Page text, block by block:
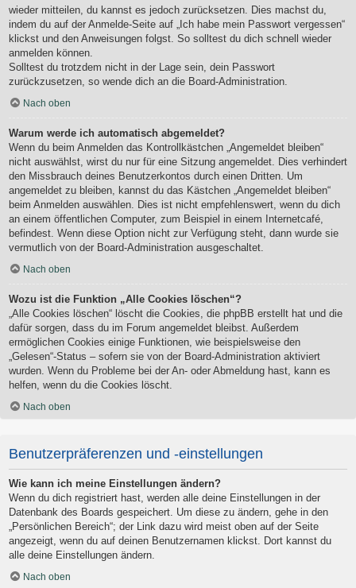
wieder mitteilen, du kannst es jedoch zurücksetzen. Dies machst du,
indem du auf der Anmelde-Seite auf „Ich habe mein Passwort vergessen“
klickst und den Anweisungen folgst. So solltest du dich schnell wieder
anmelden können.
Solltest du trotzdem nicht in der Lage sein, dein Passwort
zurückzusetzen, so wende dich an die Board-Administration.
Nach oben
Warum werde ich automatisch abgemeldet?
Wenn du beim Anmelden das Kontrollkästchen „Angemeldet bleiben“
nicht auswählst, wirst du nur für eine Sitzung angemeldet. Dies verhindert
den Missbrauch deines Benutzerkontos durch einen Dritten. Um
angemeldet zu bleiben, kannst du das Kästchen „Angemeldet bleiben“
beim Anmelden auswählen. Dies ist nicht empfehlenswert, wenn du dich
an einem öffentlichen Computer, zum Beispiel in einem Internetcafé,
befindest. Wenn diese Option nicht zur Verfügung steht, dann wurde sie
vermutlich von der Board-Administration ausgeschaltet.
Nach oben
Wozu ist die Funktion „Alle Cookies löschen“?
„Alle Cookies löschen“ löscht die Cookies, die phpBB erstellt hat und die
dafür sorgen, dass du im Forum angemeldet bleibst. Außerdem
ermöglichen Cookies einige Funktionen, wie beispielsweise den
„Gelesen“-Status – sofern sie von der Board-Administration aktiviert
wurden. Wenn du Probleme bei der An- oder Abmeldung hast, kann es
helfen, wenn du die Cookies löscht.
Nach oben
Benutzerpräferenzen und -einstellungen
Wie kann ich meine Einstellungen ändern?
Wenn du dich registriert hast, werden alle deine Einstellungen in der
Datenbank des Boards gespeichert. Um diese zu ändern, gehe in den
„Persönlichen Bereich“; der Link dazu wird meist oben auf der Seite
angezeigt, wenn du auf deinen Benutzernamen klickst. Dort kannst du
alle deine Einstellungen ändern.
Nach oben